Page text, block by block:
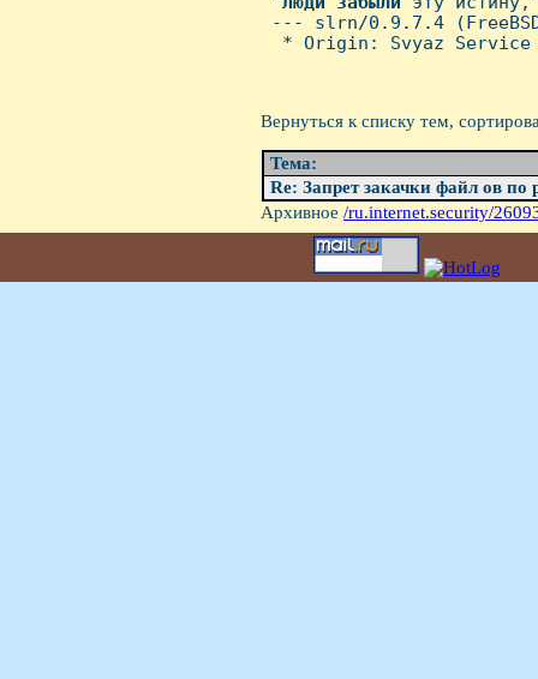
--- slrn/0.9.7.4
* Origin: Svyaz
Вернуться к списку тем,
Тема:
Re: Запpет закачки файл ов
Архивное /ru.internet.security/